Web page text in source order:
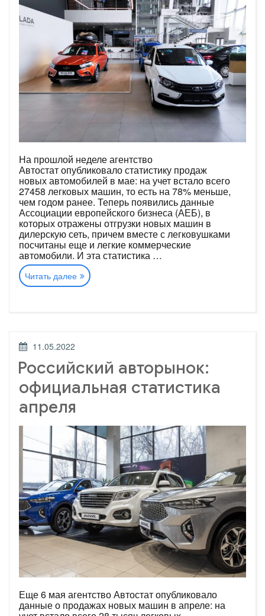
На прошлой неделе агентство
Автостат опубликовало статистику продаж
новых автомобилей в мае: на учет встало всего
27458 легковых машин, то есть на 78% меньше,
чем годом ранее. Теперь появились данные
Ассоциации европейского бизнеса (АЕБ), в
которых отражены отгрузки новых машин в
дилерскую сеть, причем вместе с легковушками
посчитаны еще и легкие коммерческие
автомобили. И эта статистика …
Читать далее«Российский
авторынок:
ОПУБЛИКОВАНО
11.05.2022
Российский авторынок:
официальная статистика
апреля
Еще 6 мая агентство Автостат опубликовало
данные о продажах новых машин в апреле: на